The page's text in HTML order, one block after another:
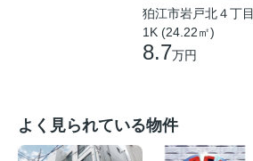
狛江市岩戸北４丁目
1K (24.22㎡)
8.7万円
よく見られている物件